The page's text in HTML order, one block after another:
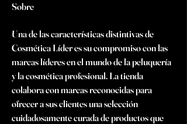
Sobre
Una de las características distintivas de
Cosmética Líder es su compromiso con las
marcas líderes en el mundo de la peluquería
y la cosmética profesional. La tienda
colabora con marcas reconocidas para
ofrecer a sus clientes una selección
cuidadosamente curada de productos que